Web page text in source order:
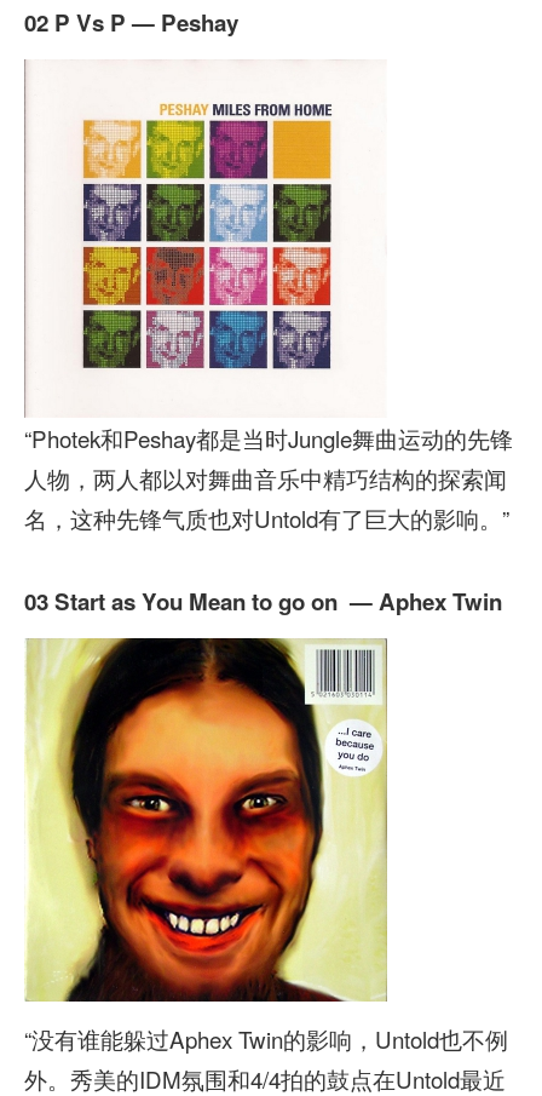
02 P Vs P — Peshay
“Photek和Peshay都是当时Jungle舞曲运动的先锋
人物，两人都以对舞曲音乐中精巧结构的探索闻
名，这种先锋气质也对Untold有了巨大的影响。”
03 Start as You Mean to go on — Aphex Twin
“没有谁能躲过Aphex Twin的影响，Untold也不例
外。秀美的IDM氛围和4/4拍的鼓点在Untold最近